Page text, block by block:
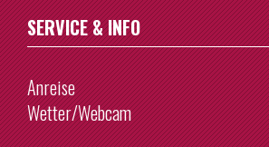
SERVICE & INFO
Anreise
Wetter/Webcam